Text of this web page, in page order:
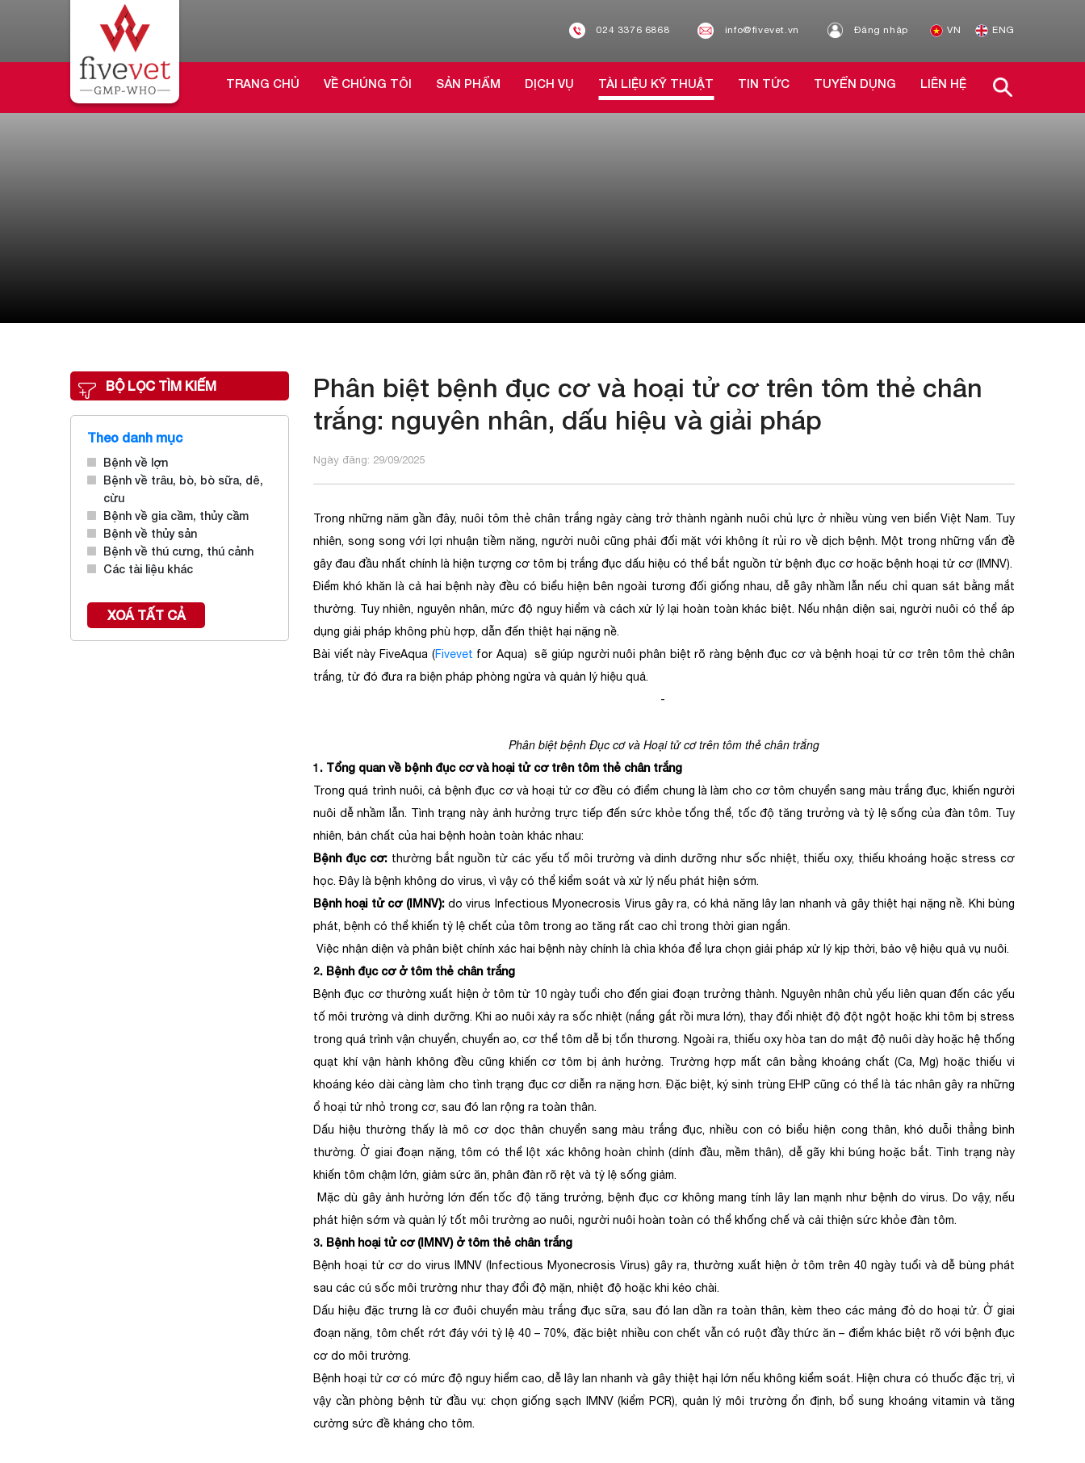
024 3376 6868 info@fivevet.vn Đăng nhập VN ENG
TRANG CHỦ VỀ CHÚNG TÔI SẢN PHẨM DỊCH VỤ TÀI LIỆU KỸ THUẬT TIN TỨC TUYỂN DỤNG LIÊN HỆ
BỘ LỌC TÌM KIẾM
Theo danh mục
Bệnh về lợn
Bệnh về trâu, bò, bò sữa, dê,
cừu
Bệnh về gia cầm, thủy cầm
Bệnh về thủy sản
Bệnh về thú cưng, thú cảnh
Các tài liệu khác
XOÁ TẤT CẢ
Phân biệt bệnh đục cơ và hoại tử cơ trên tôm thẻ chân
trắng: nguyên nhân, dấu hiệu và giải pháp
Ngày đăng: 29/09/2025
Trong những năm gần đây, nuôi tôm thẻ chân trắng ngày càng trở thành ngành nuôi chủ lực ở nhiều vùng ven biển Việt Nam. Tuy
nhiên, song song với lợi nhuận tiềm năng, người nuôi cũng phải đối mặt với không ít rủi ro về dịch bệnh. Một trong những vấn đề
gây đau đầu nhất chính là hiện tượng cơ tôm bị trắng đục dấu hiệu có thể bắt nguồn từ bệnh đục cơ hoặc bệnh hoại tử cơ (IMNV).
Điểm khó khăn là cả hai bệnh này đều có biểu hiện bên ngoài tương đối giống nhau, dễ gây nhầm lẫn nếu chỉ quan sát bằng mắt
thường. Tuy nhiên, nguyên nhân, mức độ nguy hiểm và cách xử lý lại hoàn toàn khác biệt. Nếu nhận diện sai, người nuôi có thể áp
dụng giải pháp không phù hợp, dẫn đến thiệt hại nặng nề.
Bài viết này FiveAqua (Fivevet for Aqua) sẽ giúp người nuôi phân biệt rõ ràng bệnh đục cơ và bệnh hoại tử cơ trên tôm thẻ chân
trắng, từ đó đưa ra biện pháp phòng ngừa và quản lý hiệu quả.
-
Phân biệt bệnh Đục cơ và Hoại tử cơ trên tôm thẻ chân trắng
1. Tổng quan về bệnh đục cơ và hoại tử cơ trên tôm thẻ chân trắng
Trong quá trình nuôi, cả bệnh đục cơ và hoại tử cơ đều có điểm chung là làm cho cơ tôm chuyển sang màu trắng đục, khiến người
nuôi dễ nhầm lẫn. Tình trạng này ảnh hưởng trực tiếp đến sức khỏe tổng thể, tốc độ tăng trưởng và tỷ lệ sống của đàn tôm. Tuy
nhiên, bản chất của hai bệnh hoàn toàn khác nhau:
Bệnh đục cơ:thường bắt nguồn từ các yếu tố môi trường và dinh dưỡng như sốc nhiệt, thiếu oxy, thiếu khoáng hoặc stress cơ
học. Đây là bệnh không do virus, vì vậy có thể kiểm soát và xử lý nếu phát hiện sớm.
Bệnh hoại tử cơ (IMNV): do virus Infectious Myonecrosis Virus gây ra, có khả năng lây lan nhanh và gây thiệt hại nặng nề. Khi bùng
phát, bệnh có thể khiến tỷ lệ chết của tôm trong ao tăng rất cao chỉ trong thời gian ngắn.
Việc nhận diện và phân biệt chính xác hai bệnh này chính là chìa khóa để lựa chọn giải pháp xử lý kịp thời, bảo vệ hiệu quả vụ nuôi.
2. Bệnh đục cơ ở tôm thẻ chân trắng
Bệnh đục cơ thường xuất hiện ở tôm từ 10 ngày tuổi cho đến giai đoạn trưởng thành. Nguyên nhân chủ yếu liên quan đến các yếu
tố môi trường và dinh dưỡng. Khi ao nuôi xảy ra sốc nhiệt (nắng gắt rồi mưa lớn), thay đổi nhiệt độ đột ngột hoặc khi tôm bị stress
trong quá trình vận chuyển, chuyển ao, cơ thể tôm dễ bị tổn thương. Ngoài ra, thiếu oxy hòa tan do mật độ nuôi dày hoặc hệ thống
quạt khí vận hành không đều cũng khiến cơ tôm bị ảnh hưởng. Trường hợp mất cân bằng khoáng chất (Ca, Mg) hoặc thiếu vi
khoáng kéo dài càng làm cho tình trạng đục cơ diễn ra nặng hơn. Đặc biệt, ký sinh trùng EHP cũng có thể là tác nhân gây ra những
ổ hoại tử nhỏ trong cơ, sau đó lan rộng ra toàn thân.
Dấu hiệu thường thấy là mô cơ dọc thân chuyển sang màu trắng đục, nhiều con có biểu hiện cong thân, khó duỗi thẳng bình
thường. Ở giai đoạn nặng, tôm có thể lột xác không hoàn chỉnh (dính đầu, mềm thân), dễ gãy khi búng hoặc bắt. Tình trạng này
khiến tôm chậm lớn, giảm sức ăn, phân đàn rõ rệt và tỷ lệ sống giảm.
Mặc dù gây ảnh hưởng lớn đến tốc độ tăng trưởng, bệnh đục cơ không mang tính lây lan mạnh như bệnh do virus. Do vậy, nếu
phát hiện sớm và quản lý tốt môi trường ao nuôi, người nuôi hoàn toàn có thể khống chế và cải thiện sức khỏe đàn tôm.
3. Bệnh hoại tử cơ (IMNV) ở tôm thẻ chân trắng
Bệnh hoại tử cơ do virus IMNV (Infectious Myonecrosis Virus) gây ra, thường xuất hiện ở tôm trên 40 ngày tuổi và dễ bùng phát
sau các cú sốc môi trường như thay đổi độ mặn, nhiệt độ hoặc khi kéo chài.
Dấu hiệu đặc trưng là cơ đuôi chuyển màu trắng đục sữa, sau đó lan dần ra toàn thân, kèm theo các mảng đỏ do hoại tử. Ở giai
đoạn nặng, tôm chết rớt đáy với tỷ lệ 40 – 70%, đặc biệt nhiều con chết vẫn có ruột đầy thức ăn – điểm khác biệt rõ với bệnh đục
cơ do môi trường.
Bệnh hoại tử cơ có mức độ nguy hiểm cao, dễ lây lan nhanh và gây thiệt hại lớn nếu không kiểm soát. Hiện chưa có thuốc đặc trị, vì
vậy cần phòng bệnh từ đầu vụ: chọn giống sạch IMNV (kiểm PCR), quản lý môi trường ổn định, bổ sung khoáng vitamin và tăng
cường sức đề kháng cho tôm.